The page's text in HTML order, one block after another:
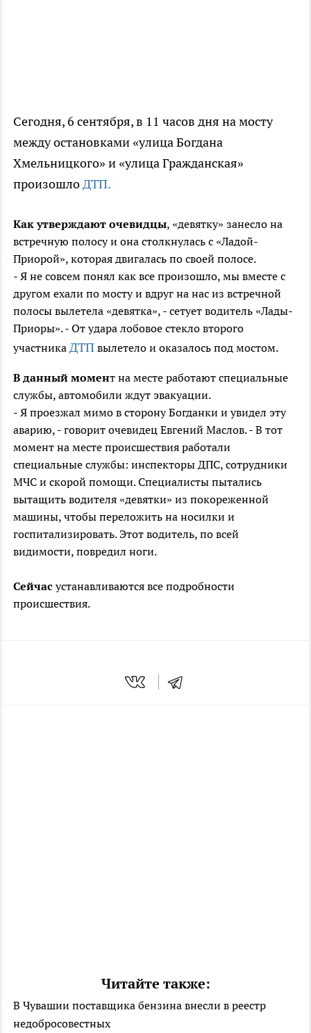
Сегодня, 6 сентября, в 11 часов дня на мосту
между остановками «улица Богдана
Хмельницкого» и «улица Гражданская»
произошлоДТП.
Как утверждают очевидцы, «девятку» занесло на
встречную полосу и она столкнулась с «Ладой-
Приорой», которая двигалась по своей полосе.
- Я не совсем понял как все произошло, мы вместе с
другом ехали по мосту и вдруг на нас из встречной
полосы вылетела «девятка», - сетует водитель «Лады-
Приоры». - От удара лобовое стекло второго
участника ДТП вылетело и оказалось под мостом.
В данный момент на месте работают специальные
службы, автомобили ждут эвакуации.
- Я проезжал мимо в сторону Богданки и увидел эту
аварию, - говорит очевидец Евгений Маслов. - В тот
момент на месте происшествия работали
специальные службы: инспекторы ДПС, сотрудники
МЧС и скорой помощи. Специалисты пытались
вытащить водителя «девятки» из покореженной
машины, чтобы переложить на носилки и
госпитализировать. Этот водитель, по всей
видимости, повредил ноги.
Сейчас устанавливаются все подробности
происшествия.
Читайте также:
В Чувашии поставщика бензина внесли в реестр
недобросовестных